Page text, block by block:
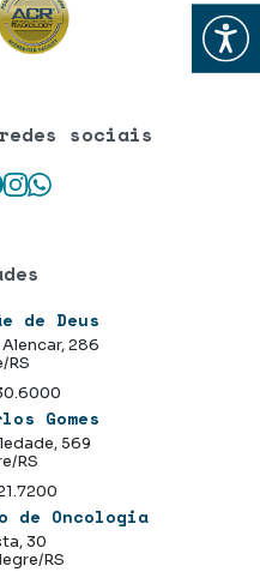
Abrir
redes sociais
Instagram
WhatsApp
de Deus
286
RS
Gomes
569
RS
de Oncologia
30
RS